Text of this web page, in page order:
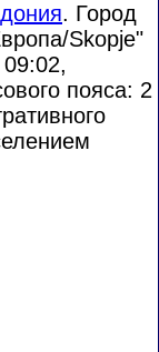
. Город
Skopje"
пояса: 2